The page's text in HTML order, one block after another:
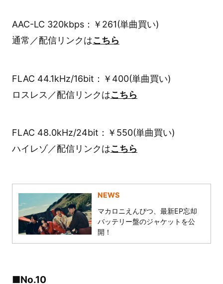
AAC-LC 320kbps：￥261(単曲買い)
通常／配信リンクはこちら
FLAC 44.1kHz/16bit：￥400(単曲買い)
ロスレス／配信リンクはこちら
FLAC 48.0kHz/24bit：￥550(単曲買い)
ハイレゾ／配信リンクはこちら
NEWS
マカロニえんぴつ、最新EP忘却
バッテリー盤のジャケットを公
開！
■No.10